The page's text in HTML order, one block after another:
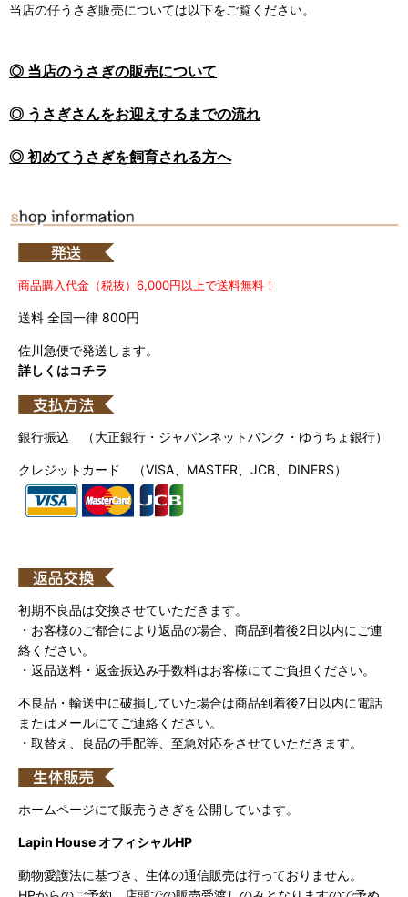
当店の仔うさぎ販売については以下をご覧ください。
◎ 当店のうさぎの販売について
◎ うさぎさんをお迎えするまでの流れ
◎ 初めてうさぎを飼育される方へ
商品購入代金（税抜）6,000円以上で送料無料！
送料 全国一律 800円
佐川急便で発送します。
詳しくはコチラ
銀行振込 （大正銀行・ジャパンネットバンク・ゆうちょ銀行）
クレジットカード （VISA、MASTER、JCB、DINERS）
初期不良品は交換させていただきます。
・お客様のご都合により返品の場合、商品到着後2日以内にご連
絡ください。
・返品送料・返金振込み手数料はお客様にてご負担ください。
不良品・輸送中に破損していた場合は商品到着後7日以内に電話
またはメールにてご連絡ください。
・取替え、良品の手配等、至急対応をさせていただきます。
ホームページにて販売うさぎを公開しています。
Lapin House オフィシャルHP
動物愛護法に基づき、生体の通信販売は行っておりません。